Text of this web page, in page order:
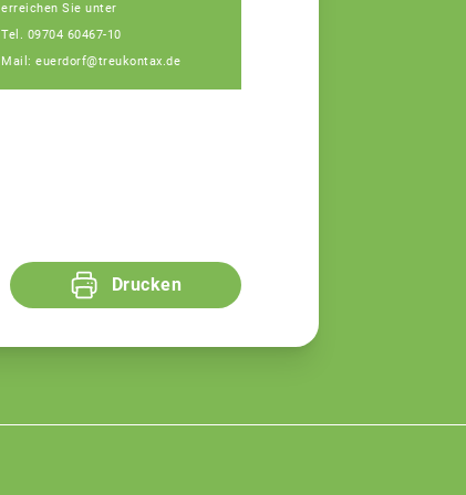
erreichen Sie unter
Tel. 09704 60467-10
Mail: euerdorf@treukontax.de
Drucken